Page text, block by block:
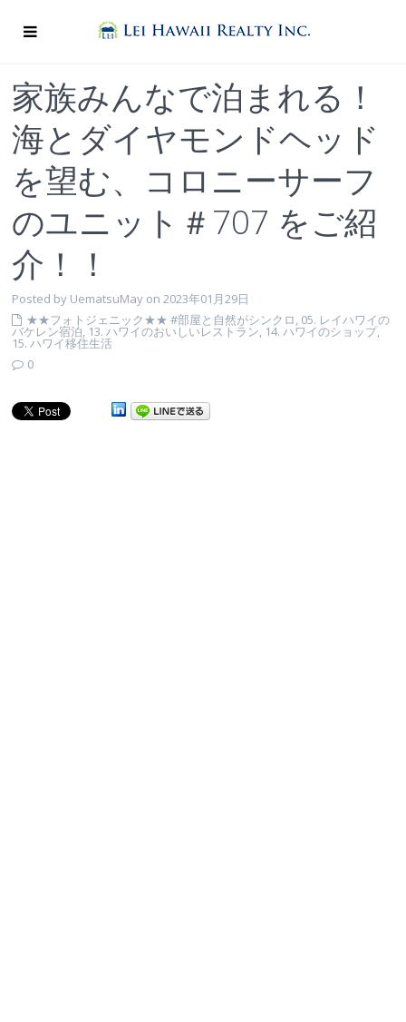
家族みんなで泊まれる！
海とダイヤモンドヘッド
を望む、コロニーサーフ
のユニット＃707 をご紹
介！！
Posted by UematsuMay on 2023年01月29日
★★フォトジェニック★★ #部屋と自然がシンクロ, 05. レイハワイの
バケレン宿泊, 13. ハワイのおいしいレストラン, 14. ハワイのショップ,
15. ハワイ移住生活
0